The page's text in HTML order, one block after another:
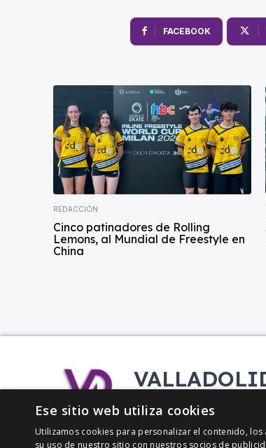
FACEBOOK
REDACCIÓN
Cinco patinadores de Rolling
Lemons, al Mundial de Freestyle en
China
Ese sitio web utiliza cookies
Utilizamos cookies para personalizar el contenido,
su uso de nuestro sitio con nuestros socios de